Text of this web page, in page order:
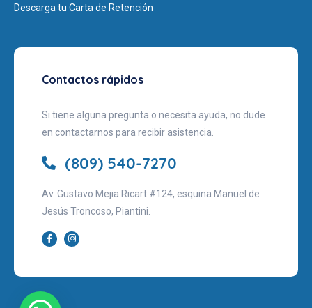
Descarga tu Carta de Retención
Contactos rápidos
Si tiene alguna pregunta o necesita ayuda, no dude
en contactarnos para recibir asistencia.
(809) 540-7270
Av. Gustavo Mejia Ricart #124, esquina Manuel de
Jesús Troncoso, Piantini.